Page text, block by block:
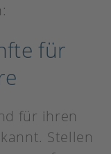
für
für ihren
Stellen